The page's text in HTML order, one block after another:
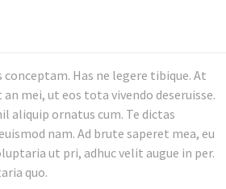
Has ne legere tibique. At
mei, ut eos tota vivendo deseruisse.
aliquip ornatus cum. Te dictas
nam. Ad brute saperet mea, eu
ut pri, adhuc velit augue in per.
quo.